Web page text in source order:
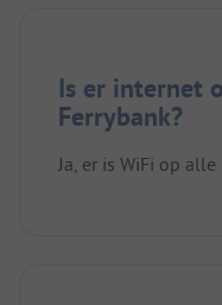
Is er internet
Ferrybank?
Ja, er is WiFi op